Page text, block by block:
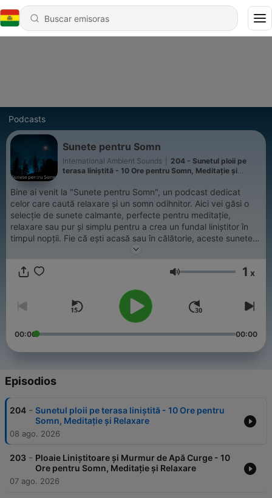
Podcasts
Sunete pentru Somn
International Ambient Sounds
204 - Sunetul ploii pe
terasa liniștită - 10 Ore pentru Somn, Meditație și
Bine ai venit la "Sunete pentru Somn", un podcast dedicat
celor care caută relaxare și un somn odihnitor. Aici vei găsi o
selecție de sunete calmante, perfecte pentru meditație,
relaxare sau pur și simplu pentru a crea un fundal liniștitor în
timpul nopții. Fie că ești acasă sau în călătorie, aceste sunete
te vor ajuta să te deconectezi de la stresul zilnic și să îți găsești
naturale care îți vor îmbunătăți calitatea somnului și te vor ajuta
Volumen 1 x
00:00 00:00
Episodios
204 - Sunetul ploii pe terasa liniștită - 10 Ore pentru
Somn, Meditație și Relaxare
08 ago. 2026
203 - Ploaie Liniștitoare și Murmur de Apă Curge - 10
Ore pentru Somn, Meditație și Relaxare
07 ago. 2026